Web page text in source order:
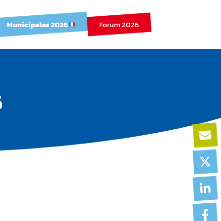
Municipales 2026 Forum 2026